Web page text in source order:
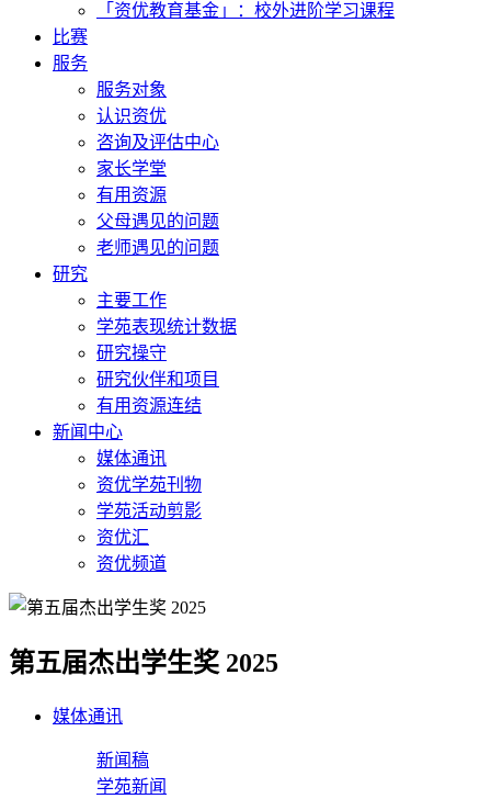
「资优教育基金」：校外进阶学习课程
比赛
服务
服务对象
认识资优
咨询及评估中心
家长学堂
有用资源
父母遇见的问题
老师遇见的问题
研究
主要工作
学苑表现统计数据
研究操守
研究伙伴和项目
有用资源连结
新闻中心
媒体通讯
资优学苑刊物
学苑活动剪影
资优汇
资优频道
第五届杰出学生奖 2025
媒体通讯
新闻稿
学苑新闻